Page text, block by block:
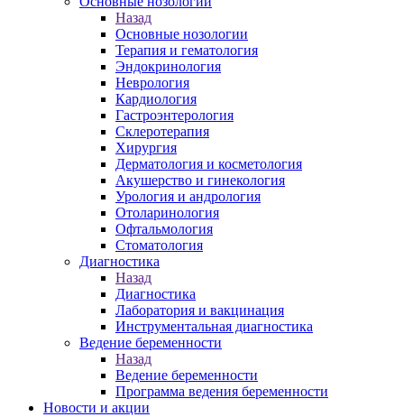
Назад
Основные нозологии
Терапия и гематология
Эндокринология
Неврология
Кардиология
Гастроэнтерология
Склеротерапия
Хирургия
Дерматология и косметология
Акушерство и гинекология
Урология и андрология
Отоларинология
Офтальмология
Стоматология
Диагностика
Назад
Диагностика
Лаборатория и вакцинация
Инструментальная диагностика
Ведение беременности
Назад
Ведение беременности
Программа ведения беременности
Новости и акции